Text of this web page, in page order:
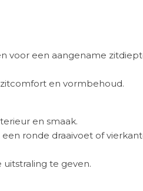
voor een aangename
en vormbehoud.
en smaak.
ronde draaivoet of
te geven.